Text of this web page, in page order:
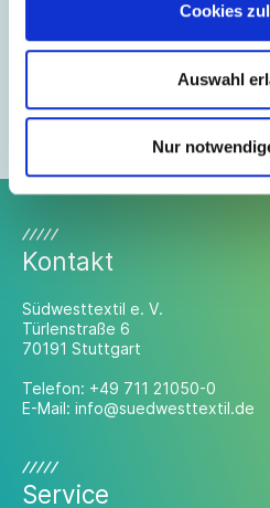
Cookies
Auswahl
Nur
Ab dem 01. Januar 2023
die Agentur für Arbeit nur
Kontakt
Südwesttextil e. V.
Türlenstraße 6
70191 Stuttgart
Telefon: +49 711 21050-0
E-Mail: info@suedwesttextil.de
Service